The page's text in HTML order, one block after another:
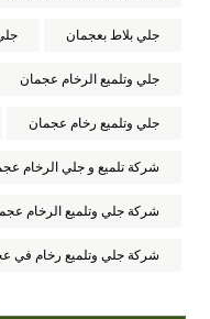
جلي بلاط بعجمان
جلي وتلميع الرخام عجمان
جلي وتلميع رخام عجمان
شركة تلميع و جلي الرخام
شركة جلي وتلميع الرخام
شركة جلي وتلميع رخام في